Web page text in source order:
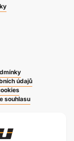
údajů
souhlasu